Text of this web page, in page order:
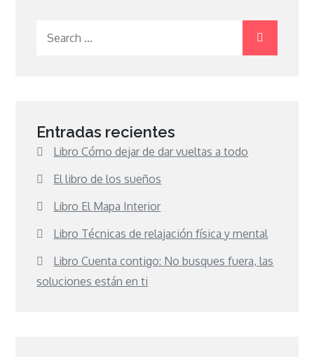
Entradas recientes
Libro Cómo dejar de dar vueltas a todo
El libro de los sueños
Libro El Mapa Interior
Libro Técnicas de relajación física y mental
Libro Cuenta contigo: No busques fuera, las
soluciones están en ti